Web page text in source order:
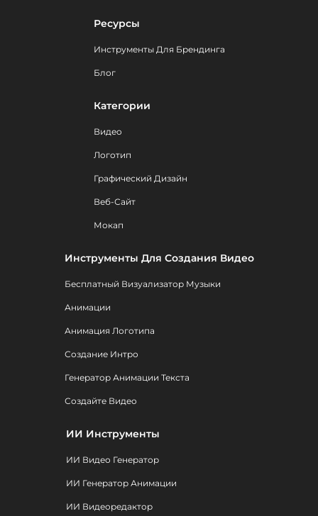
Ресурсы
Инструменты Для Брендинга
Блог
Категории
Видео
Логотип
Графический Дизайн
Веб-Сайт
Мокап
Инструменты Для Создания Видео
Бесплатный Визуализатор Музыки
Анимации
Анимация Логотипа
Создание Интро
Генератор Анимации Текста
Создайте Видео
ИИ Инструменты
ИИ Видео Генератор
ИИ Генератор Анимации
ИИ Видеоредактор